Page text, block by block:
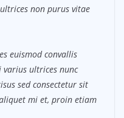
non purus vitae
euismod convallis
ultrices nunc
sed consectetur sit
mi et, proin etiam